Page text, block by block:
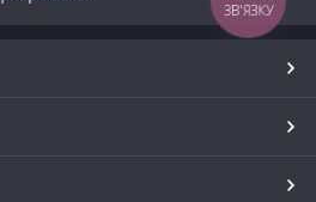
ЗВ'ЯЗКУ